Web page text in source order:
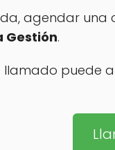
agendar
Gestión.
llamado